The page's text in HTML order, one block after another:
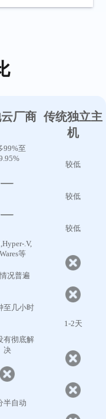
厂商
99%至
.V,
等
况普遍
至几小时
有彻底解
决
半自动
传统独立主
机
较低
较低
较低
1-2天